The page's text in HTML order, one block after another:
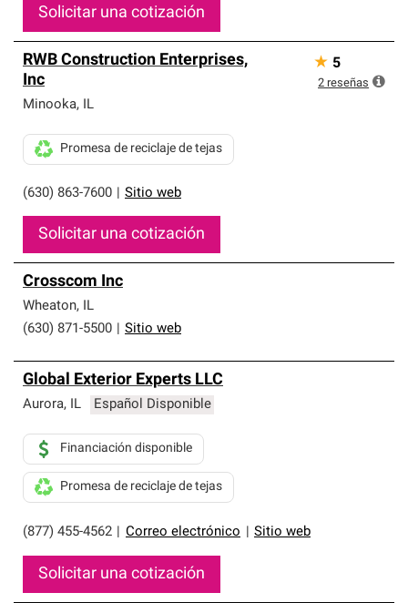
Solicitar una cotización
RWB Construction Enterprises,
Inc
Minooka, IL
(630) 863-7600 Sitio web
Promesa de reciclaje de tejas
Solicitar una cotización
★ 5
2 reseñas
Crosscom Inc
Wheaton, IL
(630) 871-5500
Sitio web
Global Exterior Experts LLC
Aurora, IL Español Disponible
(877) 455-4562 Correo electrónico Sitio web
Financiación disponible
Promesa de reciclaje de tejas
Solicitar una cotización